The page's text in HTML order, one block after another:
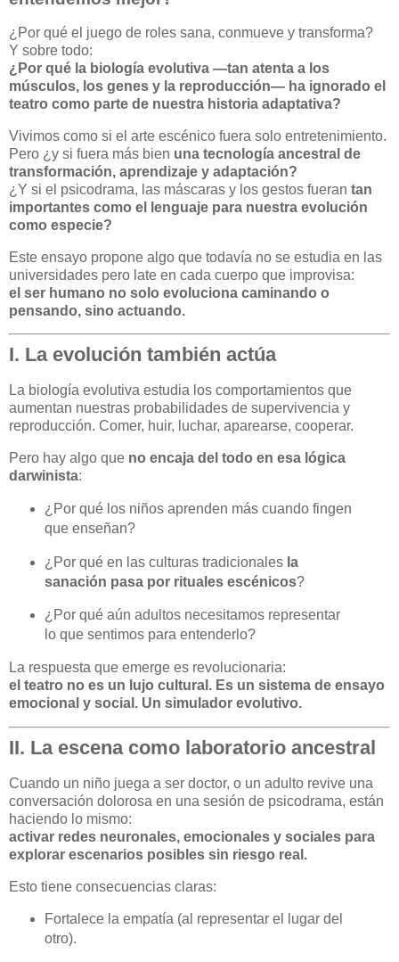
¿Por qué el juego de roles sana, conmueve y transforma?
Y sobre todo:
¿Por qué la biología evolutiva —tan atenta a los
músculos, los genes y la reproducción— ha ignorado el
teatro como parte de nuestra historia adaptativa?
Vivimos como si el arte escénico fuera solo entretenimiento.
Pero ¿y si fuera más bien una tecnología ancestral de
transformación, aprendizaje y adaptación?
¿Y si el psicodrama, las máscaras y los gestos fueran tan
importantes como el lenguaje para nuestra evolución
como especie?
Este ensayo propone algo que todavía no se estudia en las
universidades pero late en cada cuerpo que improvisa:
el ser humano no solo evoluciona caminando o
pensando, sino actuando.
I. La evolución también actúa
La biología evolutiva estudia los comportamientos que
aumentan nuestras probabilidades de supervivencia y
reproducción. Comer, huir, luchar, aparearse, cooperar.
Pero hay algo que no encaja del todo en esa lógica
darwinista:
¿Por qué los niños aprenden más cuando fingen
que enseñan?
¿Por qué en las culturas tradicionales la
sanación pasa por rituales escénicos?
¿Por qué aún adultos necesitamos representar
lo que sentimos para entenderlo?
La respuesta que emerge es revolucionaria:
el teatro no es un lujo cultural. Es un sistema de ensayo
emocional y social. Un simulador evolutivo.
II. La escena como laboratorio ancestral
Cuando un niño juega a ser doctor, o un adulto revive una
conversación dolorosa en una sesión de psicodrama, están
haciendo lo mismo:
activar redes neuronales, emocionales y sociales para
explorar escenarios posibles sin riesgo real.
Esto tiene consecuencias claras:
Fortalece la empatía (al representar el lugar del
otro).